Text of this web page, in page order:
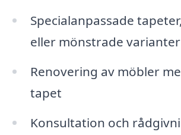
Specialanpassade
eller mönstrade varianter
Renovering av möbler
tapet
Konsultation och